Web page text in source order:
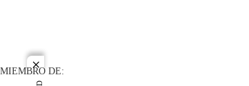
close
MIEMBRO DE: